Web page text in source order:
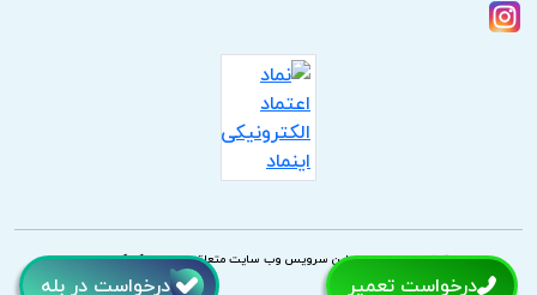
حقوق مادی و معنوی این سرویس وب سایت متعلق به مدرن تکنیک است.
درخواست در بله درخواست تعمیر